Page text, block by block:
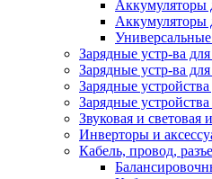
Аккумуляторы
Аккумуляторы
Зарядные устр-ва
Зарядные устр-ва
Зарядные
Зарядные
Звуковая и световая
Инверторы и
Кабель, провод,